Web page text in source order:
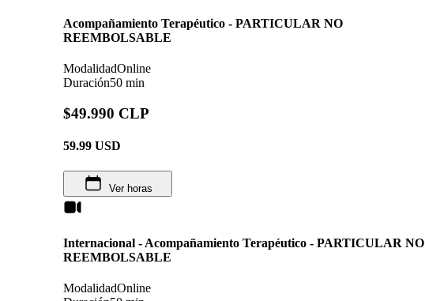
Acompañamiento Terapéutico - PARTICULAR NO
REEMBOLSABLE
ModalidadOnline
Duración50 min
$49.990 CLP
59.99 USD
Ver horas
Internacional - Acompañamiento Terapéutico - PARTICULAR NO
REEMBOLSABLE
ModalidadOnline